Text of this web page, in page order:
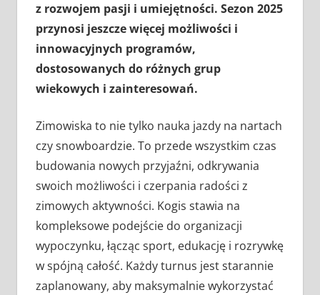
z rozwojem pasji i umiejętności. Sezon 2025
przynosi jeszcze więcej możliwości i
innowacyjnych programów,
dostosowanych do różnych grup
wiekowych i zainteresowań.
Zimowiska to nie tylko nauka jazdy na nartach
czy snowboardzie. To przede wszystkim czas
budowania nowych przyjaźni, odkrywania
swoich możliwości i czerpania radości z
zimowych aktywności. Kogis stawia na
kompleksowe podejście do organizacji
wypoczynku, łącząc sport, edukację i rozrywkę
w spójną całość. Każdy turnus jest starannie
zaplanowany, aby maksymalnie wykorzystać